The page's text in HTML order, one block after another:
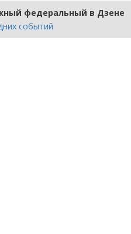
федеральный в Дзене
событий